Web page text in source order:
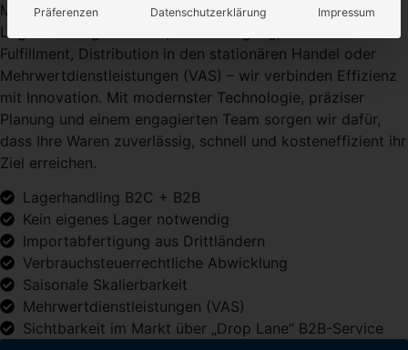
Mönig steht für intelligente und maßgeschneiderte
Logistiklösungen. Ob Importabfertigung, E-Commerce-
Fulfillment, Distribution in den stationären Handel oder
Mehrwertdienstleistungen (VAS) – wir verbinden Effizienz
mit Innovation. Mit modernster Technologie, präziser
Planung und einem engagierten Team sorgen wir dafür,
dass Ihre Waren zuverlässig, schnell und kosteneffizient ihr
Ziel erreichen.
Lagerhandling B2C + B2B
Kein eigenes Lager notwendig
Importabfertigung aus Drittländern
Verbrauchsteuerrechtliche Abwicklung
Saisonale Skalierbarkeit
Mehrwertdienstleistungen (VAS)
Sichtbarkeit im Markt über „Drop Lane“ B2B-Service
Präferenzen Datenschutzerklärung Impressum